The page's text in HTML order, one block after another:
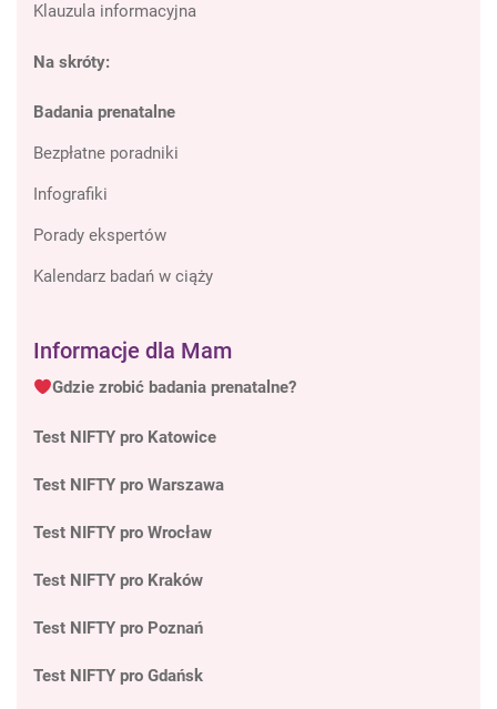
Klauzula informacyjna
Na skróty:
Badania prenatalne
Bezpłatne poradniki
Infografiki
Porady ekspertów
Kalendarz badań w ciąży
Informacje dla Mam
Gdzie zrobić badania prenatalne?
Test NIFTY pro Katowice
Test NIFTY pro Warszawa
Test NIFTY pro Wrocław
Test NIFTY pro Kraków
Test NIFTY pro Poznań
Test NIFTY pro Gdańsk